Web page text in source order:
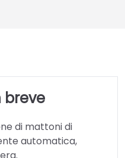
breve
di mattoni di
automatica,